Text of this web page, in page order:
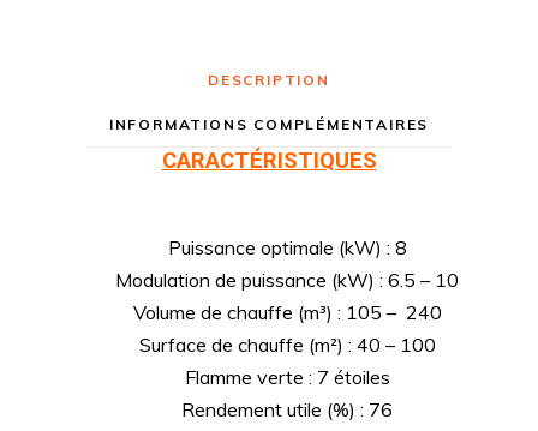
DESCRIPTION
INFORMATIONS COMPLÉMENTAIRES
CARACTÉRISTIQUES
Puissance optimale (kW) : 8
Modulation de puissance (kW) : 6.5 – 10
Volume de chauffe (m³) : 105 – 240
Surface de chauffe (m²) : 40 – 100
Flamme verte : 7 étoiles
Rendement utile (%) : 76